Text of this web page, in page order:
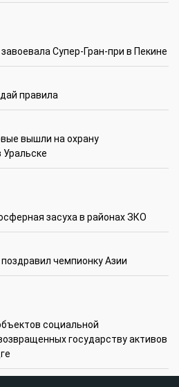
Супер-Гран-при в Пекине
правила
вышли на охрану
Уральске
засуха в районах ЗКО
чемпионку Азии
социальной
государству активов